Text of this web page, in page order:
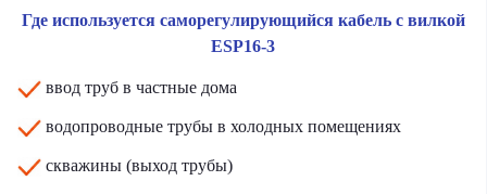
Где используется саморегулирующийся кабель с вилкой
ESP16-3
ввод труб в частные дома
водопроводные трубы в холодных помещениях
скважины (выход трубы)